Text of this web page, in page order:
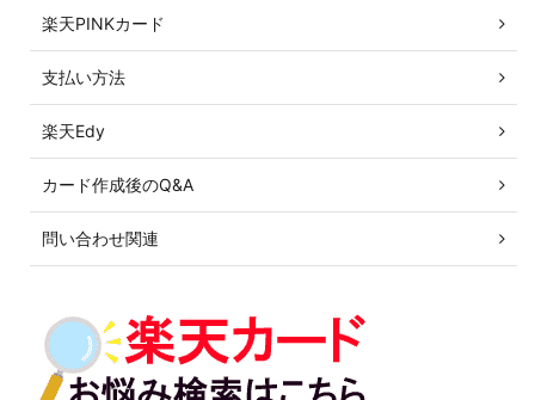
楽天PINKカード
支払い方法
楽天Edy
カード作成後のQ&A
問い合わせ関連